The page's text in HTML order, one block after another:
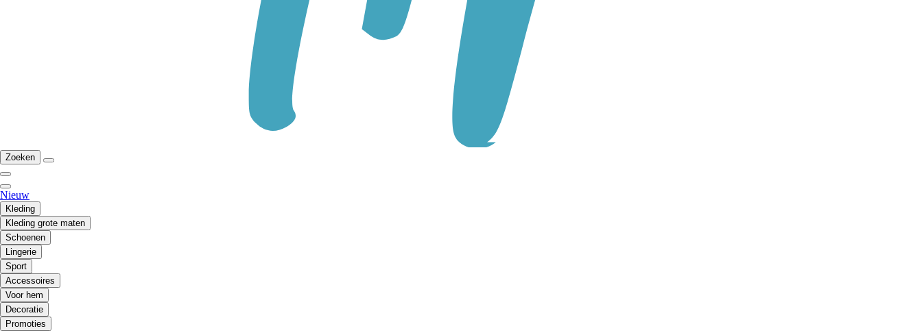
Zoeken
Nieuw
Kleding
Kleding grote maten
Schoenen
Lingerie
Sport
Accessoires
Voor hem
Decoratie
Promoties